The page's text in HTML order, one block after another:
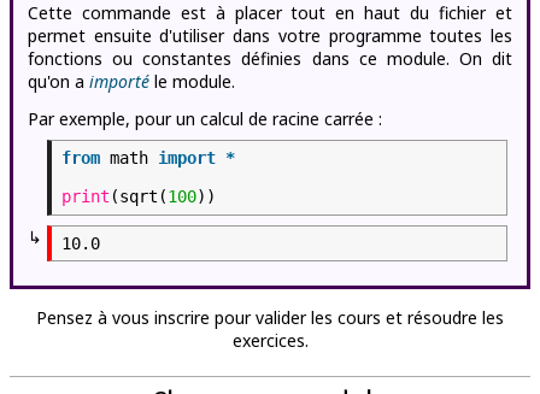
Cette commande est à placer tout en haut du fichier et
permet ensuite d'utiliser dans votre programme toutes les
fonctions ou constantes définies dans ce module. On dit
qu'on a importé le module.
Par exemple, pour un calcul de racine carrée :
from math import *
print (sqrt(100))
↳
Pensez à vous inscrire pour valider les cours et résoudre les
exercices.